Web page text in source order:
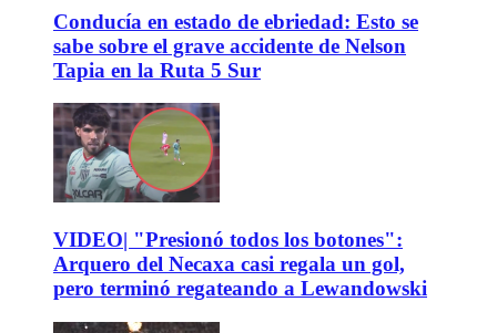
Conducía en estado de ebriedad: Esto se
sabe sobre el grave accidente de Nelson
Tapia en la Ruta 5 Sur
VIDEO| "Presionó todos los botones":
Arquero del Necaxa casi regala un gol,
pero terminó regateando a Lewandowski